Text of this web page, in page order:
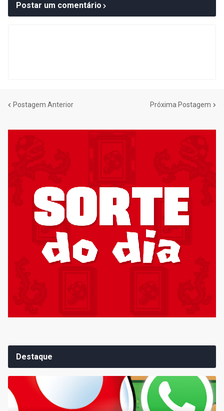
Postar um comentário
Postagem Anterior Próxima Postagem
Destaque